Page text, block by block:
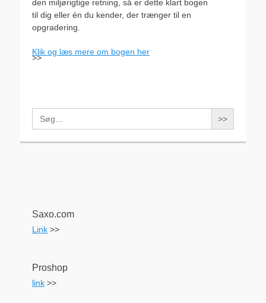
den miljørigtige retning, så er dette klart bogen
til dig eller én du kender, der trænger til en
opgradering.
Klik og læs mere om bogen her
>>
Search
for:
Saxo.com
Link >>
Proshop
link >>